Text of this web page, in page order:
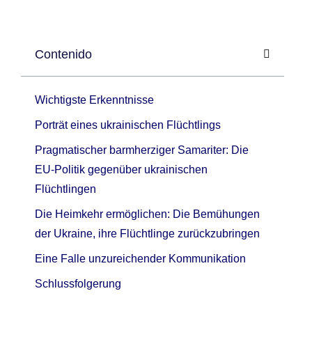
Contenido
Wichtigste Erkenntnisse
Porträt eines ukrainischen Flüchtlings
Pragmatischer barmherziger Samariter: Die
EU-Politik gegenüber ukrainischen
Flüchtlingen
Die Heimkehr ermöglichen: Die Bemühungen
der Ukraine, ihre Flüchtlinge zurückzubringen
Eine Falle unzureichender Kommunikation
Schlussfolgerung